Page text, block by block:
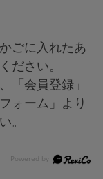
ごに入れたあ
ださい。
「会員登録」
ォーム」より
。